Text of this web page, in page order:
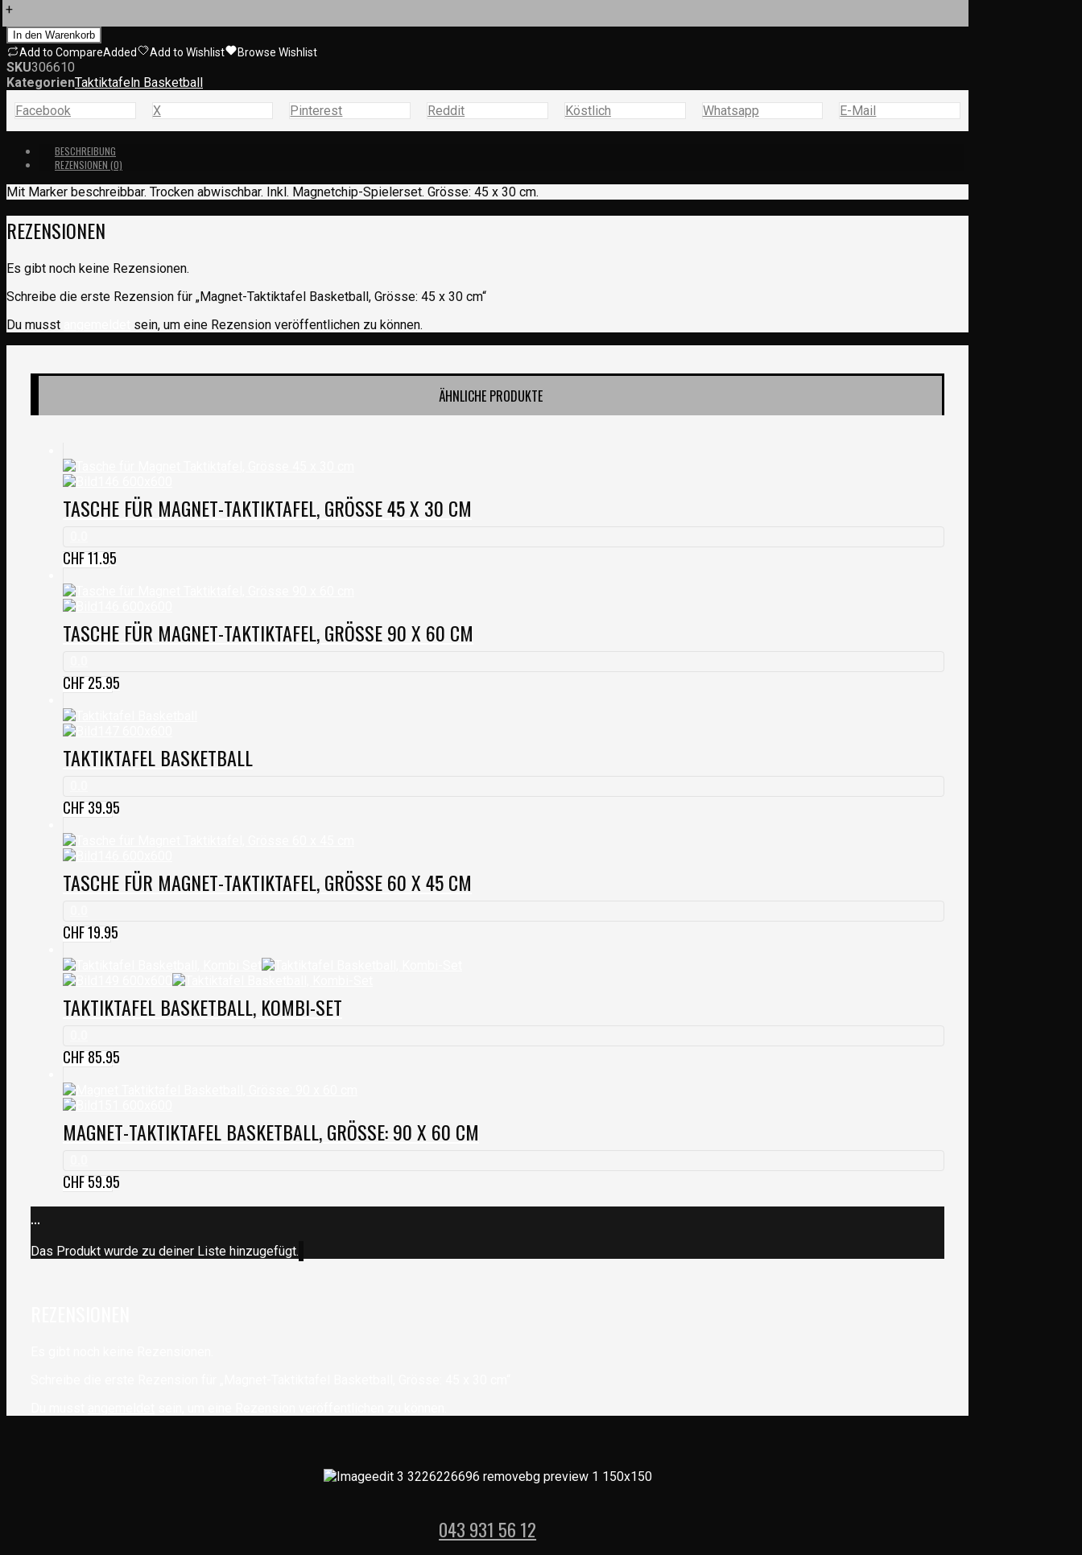
+
In den Warenkorb
Add to CompareAdded Add to Wishlist Browse Wishlist
SKU306610
KategorienTaktiktafeln Basketball
Facebook
X Pinterest Reddit Köstlich Whatsapp E-Mail
BESCHREIBUNG
REZENSIONEN (0)
Mit Marker beschreibbar. Trocken abwischbar. Inkl. Magnetchip-Spielerset. Grösse: 45 x 30 cm.
REZENSIONEN
Es gibt noch keine Rezensionen.
Schreibe die erste Rezension für „Magnet-Taktiktafel Basketball, Grösse: 45 x 30 cm“
Du musst
sein, um eine Rezension veröffentlichen zu können.
ÄHNLICHE PRODUKTE
TASCHE FÜR MAGNET-TAKTIKTAFEL, GRÖSSE 45 X 30 CM
CHF11.95
TASCHE FÜR MAGNET-TAKTIKTAFEL, GRÖSSE 90 X 60 CM
CHF25.95
TAKTIKTAFEL BASKETBALL
CHF39.95
TASCHE FÜR MAGNET-TAKTIKTAFEL, GRÖSSE 60 X 45 CM
CHF19.95
TAKTIKTAFEL BASKETBALL, KOMBI-SET
CHF85.95
MAGNET-TAKTIKTAFEL BASKETBALL, GRÖSSE: 90 X 60 CM
CHF59.95
...
Das Produkt wurde zu deiner Liste hinzugefügt.
043 931 56 12